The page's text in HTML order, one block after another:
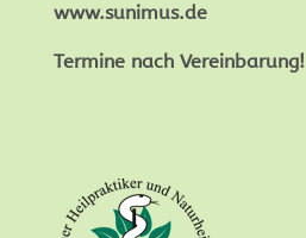
www.sunimus.de
Termine nach Vereinbarung!